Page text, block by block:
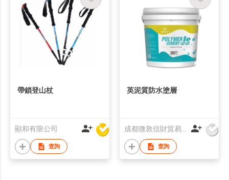
帶鎖登山杖
顯和有限公司
查詢
英泥質防水塗層
查詢